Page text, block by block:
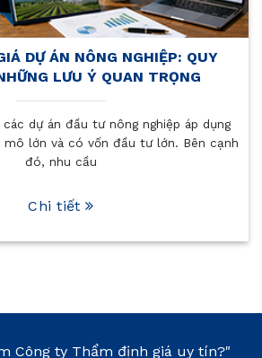
NGHIỆM THẨM ĐỊNH GIÁ NHÀ
KHÁCH SẠN GIÚP TỐI ƯU GIÁ TRỊ
doanh nghiệp cần định giá nhà hàng –
vụ các mục đích như vay vốn ngân
Công ty Thẩm định giá uy tín?"